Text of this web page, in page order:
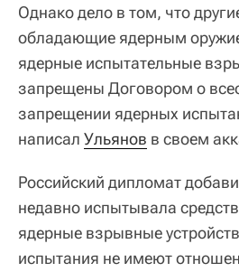
Однако дело в том, что
обладающие ядерным
ядерные испытательные
запрещены Договором о
запрещении ядерных
написал Ульянов в своем
Российский дипломат
недавно испытывала
ядерные взрывные
испытания не имеют